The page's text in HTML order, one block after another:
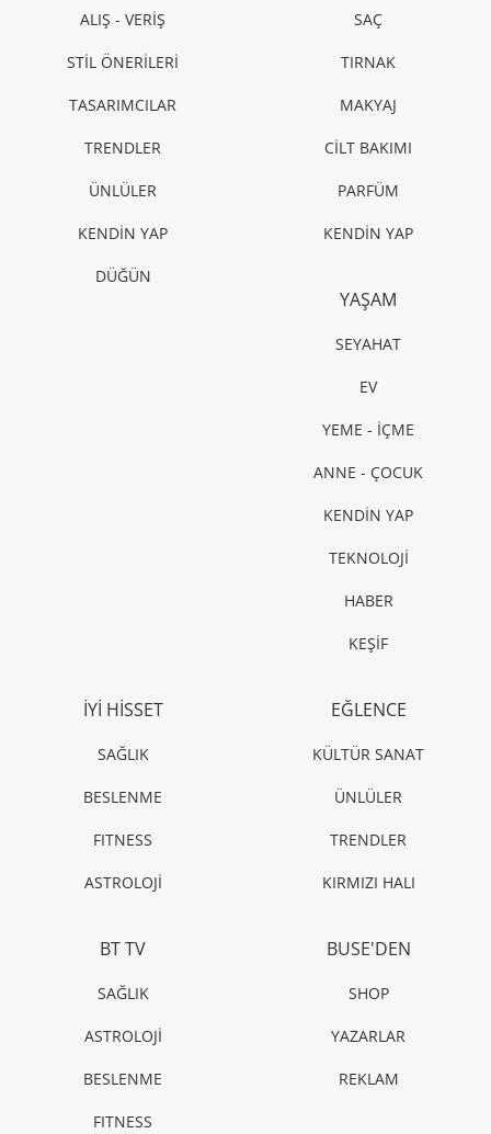
ALIŞ - VERİŞ
STİL ÖNERİLERİ
TASARIMCILAR
TRENDLER
ÜNLÜLER
KENDİN YAP
DÜĞÜN
SAÇ
TIRNAK
MAKYAJ
CİLT BAKIMI
PARFÜM
KENDİN YAP
YAŞAM
SEYAHAT
EV
YEME - İÇME
ANNE - ÇOCUK
KENDİN YAP
TEKNOLOJİ
HABER
KEŞİF
İYİ HİSSET
SAĞLIK
BESLENME
FITNESS
ASTROLOJİ
EĞLENCE
KÜLTÜR SANAT
ÜNLÜLER
TRENDLER
KIRMIZI HALI
BT TV
SAĞLIK
ASTROLOJİ
BESLENME
FITNESS
BUSE'DEN
SHOP
YAZARLAR
REKLAM